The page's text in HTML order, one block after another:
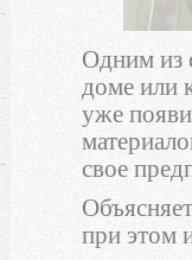
Одним из
доме или
уже
свое
при этом